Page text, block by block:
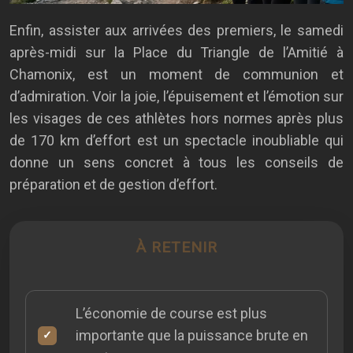
Enfin, assister aux arrivées des premiers, le samedi
après-midi sur la Place du Triangle de l’Amitié à
Chamonix, est un moment de communion et
d’admiration. Voir la joie, l’épuisement et l’émotion sur
les visages de ces athlètes hors normes après plus
de 170 km d’effort est un spectacle inoubliable qui
donne un sens concret à tous les conseils de
préparation et de gestion d’effort.
À RETENIR
L’économie de course est plus
importante que la puissance brute en